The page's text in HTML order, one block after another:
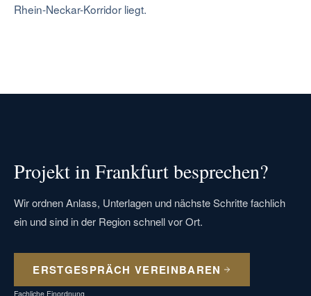
Rhein-Neckar-Korridor liegt.
Projekt in Frankfurt besprechen?
Wir ordnen Anlass, Unterlagen und nächste Schritte fachlich
ein und sind in der Region schnell vor Ort.
ERSTGESPRÄCH VEREINBAREN
Fachliche Einordnung